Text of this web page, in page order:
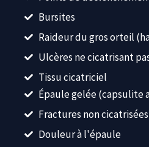
Bursites
Raideur du gros orteil
Ulcères ne cicatrisant
Tissu cicatriciel
Épaule gelée (capsulite
Fractures non
Douleur à l'épaule